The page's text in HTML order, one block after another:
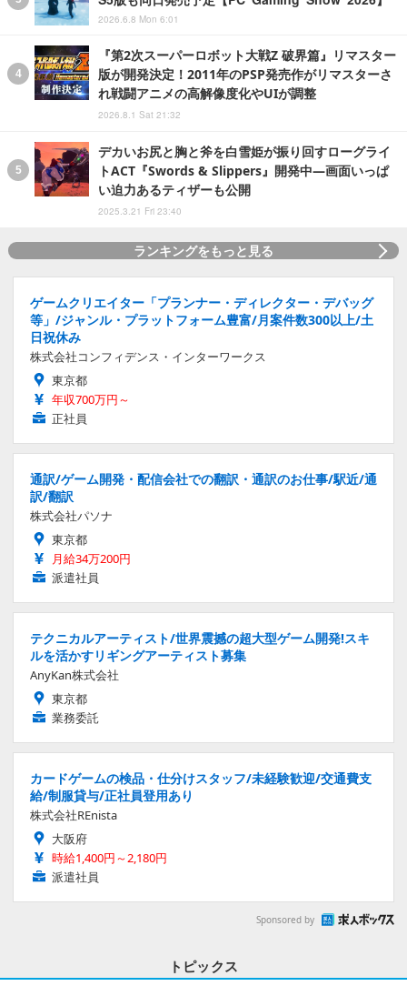
2026.6.8 Mon 6:01
『第2次スーパーロボット大戦Z 破界篇』リマスター
版が開発決定！2011年のPSP発売作がリマスターさ
れ戦闘アニメの高解像度化やUIが調整
2026.8.1 Sat 21:32
デカいお尻と胸と斧を白雪姫が振り回すローグライ
トACT『Swords & Slippers』開発中―画面いっぱ
い迫力あるティザーも公開
2025.3.21 Fri 23:40
ランキングをもっと見る
ゲームクリエイター「プランナー・ディレクター・デバッグ
等」/ジャンル・プラットフォーム豊富/月案件数300以上/土
日祝休み
株式会社コンフィデンス・インターワークス
東京都
年収700万円～
正社員
通訳/ゲーム開発・配信会社での翻訳・通訳のお仕事/駅近/通
訳/翻訳
株式会社パソナ
東京都
月給34万200円
派遣社員
テクニカルアーティスト/世界震撼の超大型ゲーム開発!スキ
ルを活かすリギングアーティスト募集
AnyKan株式会社
東京都
業務委託
カードゲームの検品・仕分けスタッフ/未経験歓迎/交通費支
給/制服貸与/正社員登用あり
株式会社REnista
大阪府
時給1,400円～2,180円
派遣社員
Sponsored by
トピックス